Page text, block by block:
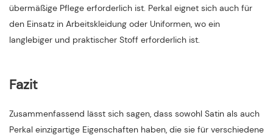
übermäßige Pflege erforderlich ist. Perkal eignet sich auch für
den Einsatz in Arbeitskleidung oder Uniformen, wo ein
langlebiger und praktischer Stoff erforderlich ist.
Fazit
Zusammenfassend lässt sich sagen, dass sowohl Satin als auch
Perkal einzigartige Eigenschaften haben, die sie für verschiedene